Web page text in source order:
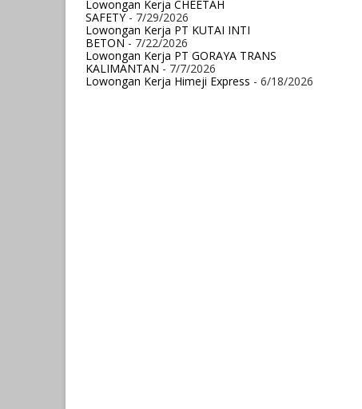
Lowongan Kerja CHEETAH
SAFETY- 7/29/2026
Lowongan Kerja PT KUTAI INTI
BETON- 7/22/2026
Lowongan Kerja PT GORAYA TRANS
KALIMANTAN- 7/7/2026
Lowongan Kerja Himeji Express - 6/18/2026